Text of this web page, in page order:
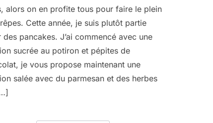
alors on en profite tous pour faire le plein
Cette année, je suis plutôt partie
des pancakes. J’ai commencé avec une
sucrée au potiron et pépites de
je vous propose maintenant une
salée avec du parmesan et des herbes